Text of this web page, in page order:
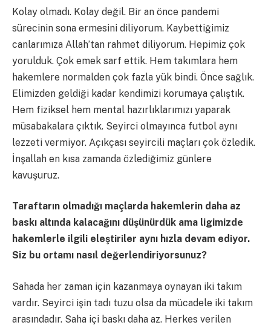
Kolay olmadı. Kolay değil. Bir an önce pandemi
sürecinin sona ermesini diliyorum. Kaybettiğimiz
canlarımıza Allah’tan rahmet diliyorum. Hepimiz çok
yorulduk. Çok emek sarf ettik. Hem takımlara hem
hakemlere normalden çok fazla yük bindi. Önce sağlık.
Elimizden geldiği kadar kendimizi korumaya çalıştık.
Hem fiziksel hem mental hazırlıklarımızı yaparak
müsabakalara çıktık. Seyirci olmayınca futbol aynı
lezzeti vermiyor. Açıkçası seyircili maçları çok özledik.
İnşallah en kısa zamanda özlediğimiz günlere
kavuşuruz.
Taraftarın olmadığı maçlarda hakemlerin daha az
baskı altında kalacağını düşünürdük ama ligimizde
hakemlerle ilgili eleştiriler aynı hızla devam ediyor.
Siz bu ortamı nasıl değerlendiriyorsunuz?
Sahada her zaman için kazanmaya oynayan iki takım
vardır. Seyirci işin tadı tuzu olsa da mücadele iki takım
arasındadır. Saha içi baskı daha az. Herkes verilen